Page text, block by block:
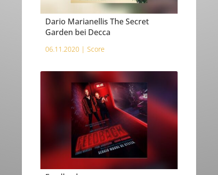
Dario Marianellis The Secret
Garden bei Decca
06.11.2020 | Score